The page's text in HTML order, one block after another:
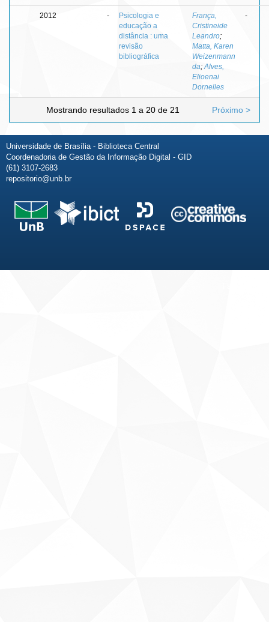
2012 -
Psicologia e
educação a
distância : uma
revisão
bibliográfica
França,
Cristineide
Leandro;
Matta, Karen
Weizenmann
da; Alves,
Elioenai
Dornelles
-
Mostrando resultados 1 a 20 de 21 Próximo >
Universidade de Brasília - Biblioteca Central
Coordenadoria de Gestão da Informação Digital - GID
(61) 3107-2683
repositorio@unb.br